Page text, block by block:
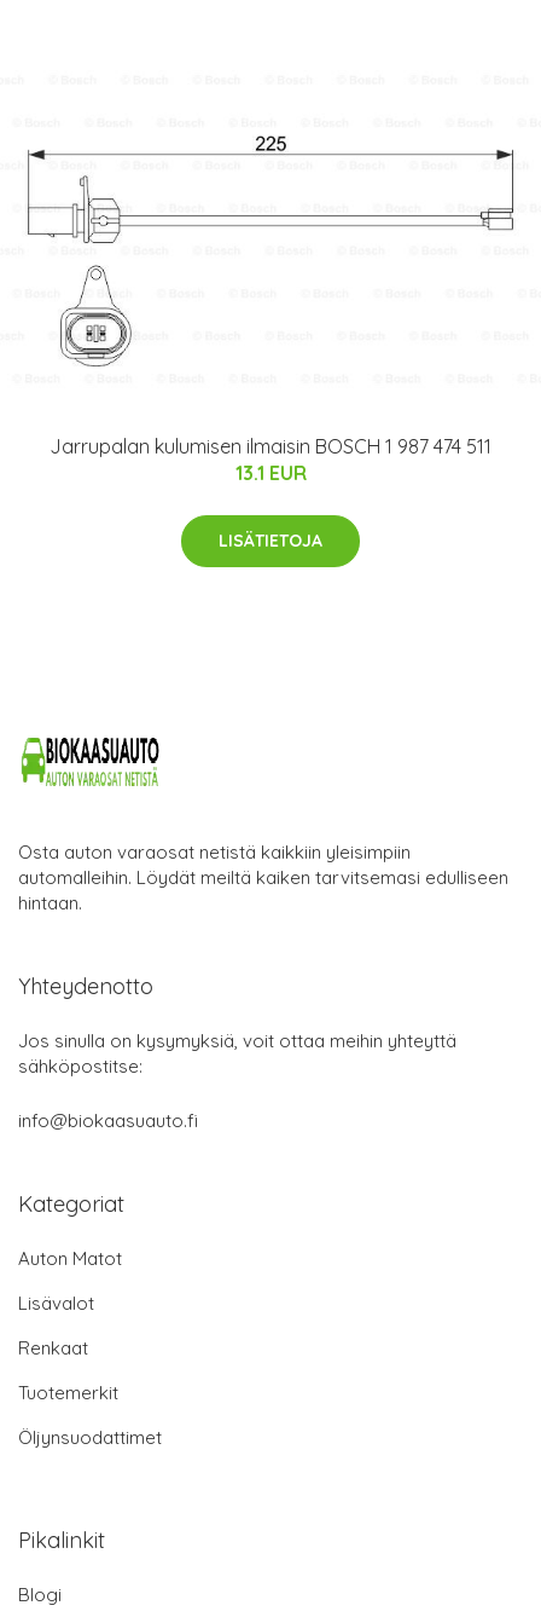
Jarrupalan kulumisen ilmaisin BOSCH 1 987 474 511
13.1 EUR
LISÄTIETOJA
Osta auton varaosat netistä kaikkiin yleisimpiin
automalleihin. Löydät meiltä kaiken tarvitsemasi edulliseen
hintaan.
Yhteydenotto
Jos sinulla on kysymyksiä, voit ottaa meihin yhteyttä
sähköpostitse:
info@biokaasuauto.fi
Kategoriat
Auton Matot
Lisävalot
Renkaat
Tuotemerkit
Öljynsuodattimet
Pikalinkit
Blogi